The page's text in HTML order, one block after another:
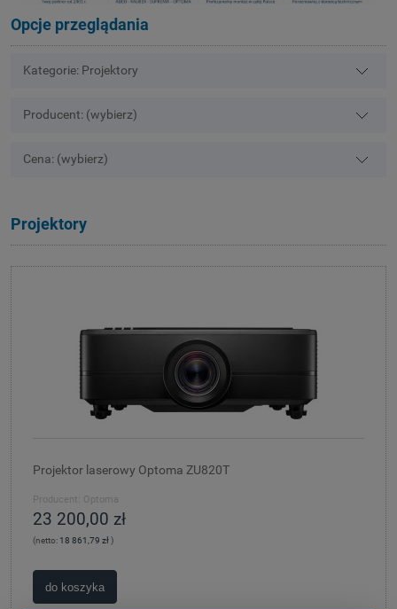
Opcje przeglądania
Kategorie: Projektory
Producent: (wybierz)
Cena: (wybierz)
Projektory
Projektor laserowy Optoma ZU820T
Producent: Optoma
23 200,00 zł
(netto: 18 861,79 zł)
do koszyka